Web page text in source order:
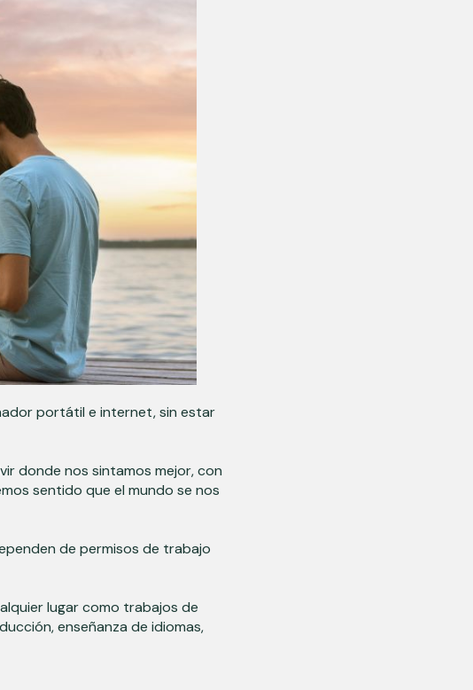
portátil e internet, sin estar
donde nos sintamos mejor, con
sentido que el mundo se nos
de permisos de trabajo
lugar como trabajos de
enseñanza de idiomas,